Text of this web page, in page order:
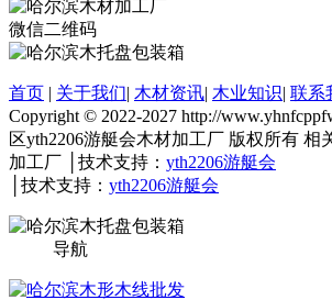
微信二维码
首页 | 关于我们| 木材资讯| 木业知识| 联系
Copyright © 2022-2027 http://
区yth2206游艇会木材加工厂 版权所有 相
加工厂 │技术支持： yth2206游艇会
│技术支持： yth2206游艇会
导航